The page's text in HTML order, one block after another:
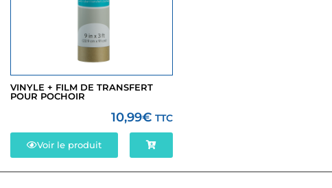
VINYLE + FILM DE TRANSFERT
POUR POCHOIR
10,99€ TTC
Voir le produit